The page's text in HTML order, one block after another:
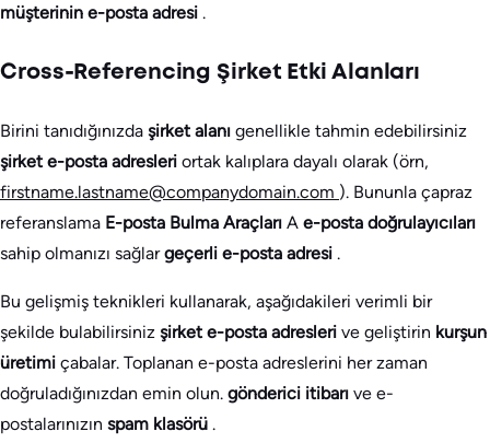
müşterinin e-posta adresi .
Cross-Referencing Şirket Etki Alanları
Birini tanıdığınızda şirket alanı genellikle tahmin edebilirsiniz
şirket e-posta adresleri ortak kalıplara dayalı olarak (örn,
firstname.lastname@companydomain.com ). Bununla çapraz
referanslama E-posta Bulma Araçları A e-posta doğrulayıcıları
sahip olmanızı sağlargeçerli e-posta adresi .
Bu gelişmiş teknikleri kullanarak, aşağıdakileri verimli bir
şekilde bulabilirsiniz şirket e-posta adresleri ve geliştirin kurşun
üretimi çabalar. Toplanan e-posta adreslerini her zaman
doğruladığınızdan emin olun. gönderici itibarı ve e-
postalarınızın spam klasörü .